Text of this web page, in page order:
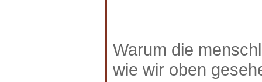
Warum die
wie wir oben